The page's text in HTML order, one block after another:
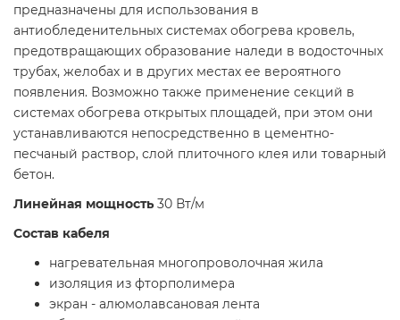
предназначены для использования в
антиобледенительных системах обогрева кровель,
предотвращающих образование наледи в водосточных
трубах, желобах и в других местах ее вероятного
появления. Возможно также применение секций в
системах обогрева открытых площадей, при этом они
устанавливаются непосредственно в цементно-
песчаный раствор, слой плиточного клея или товарный
бетон.
Линейная мощность 30 Вт/м
Состав кабеля
нагревательная многопроволочная жила
изоляция из фторполимера
экран - алюмолавсановая лента